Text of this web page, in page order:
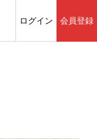
ログイン 会員登録